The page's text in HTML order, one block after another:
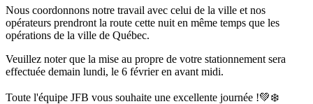
Nous coordonnons notre travail avec celui de la ville et nos
opérateurs prendront la route cette nuit en même temps que les
opérations de la ville de Québec.
Veuillez noter que la mise au propre de votre stationnement sera
effectuée demain lundi, le 6 février en avant midi.
Toute l'équipe JFB vous souhaite une excellente journée !💚❄️